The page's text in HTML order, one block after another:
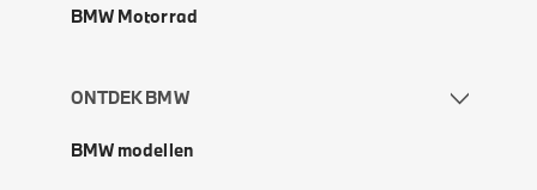
BMW Motorrad
ONTDEK BMW
BMW modellen